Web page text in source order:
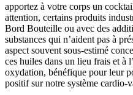
apportez à votre corps un
attention, certains produits
Bord Bouteille ou avec des
substances qui n’aident pas à
aspect souvent sous-estimé
ces huiles dans un lieu frais et à
oxydation, bénéfique pour leur
positif sur notre système cardio-